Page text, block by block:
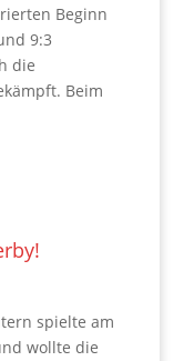
Beginn
9:3
die
Beim
spielte am
wollte die